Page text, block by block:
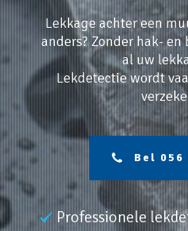
Lekkage achter een
anders? Zonder hak-
al uw
Lekdetectie wordt
Bel 056
Professionele